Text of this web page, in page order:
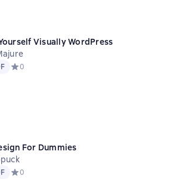
Visually WordPress
Majure
Средний рейтинг 0 на основе 0 оценок
0
For Dummies
Lopuck
Средний рейтинг 0 на основе 0 оценок
0